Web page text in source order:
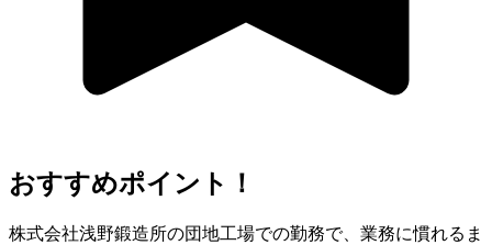
おすすめポイント！
株式会社浅野鍛造所の団地工場での勤務で、業務に慣れるま